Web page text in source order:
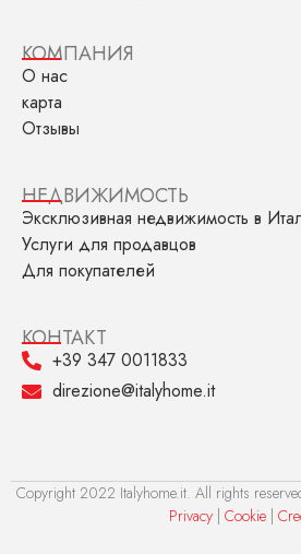
КОМПАНИЯ
О нас
карта
Отзывы
НЕДВИЖИМОСТЬ
Эксклюзивная недвижимость в
Услуги для продавцов
Для покупателей
КОНТАКТ
+39 347 0011833
direzione@italyhome.it
Copyright 2022 Italyhome.it. All rights
Privacy| Cookie|